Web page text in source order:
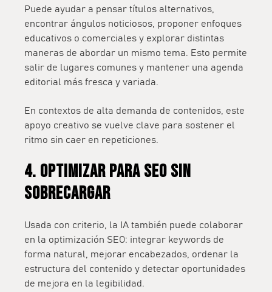
Puede ayudar a pensar títulos alternativos,
encontrar ángulos noticiosos, proponer enfoques
educativos o comerciales y explorar distintas
maneras de abordar un mismo tema. Esto permite
salir de lugares comunes y mantener una agenda
editorial más fresca y variada.
En contextos de alta demanda de contenidos, este
apoyo creativo se vuelve clave para sostener el
ritmo sin caer en repeticiones.
4. Optimizar para SEO sin
sobrecargar
Usada con criterio, la IA también puede colaborar
en la optimización SEO: integrar keywords de
forma natural, mejorar encabezados, ordenar la
estructura del contenido y detectar oportunidades
de mejora en la legibilidad.